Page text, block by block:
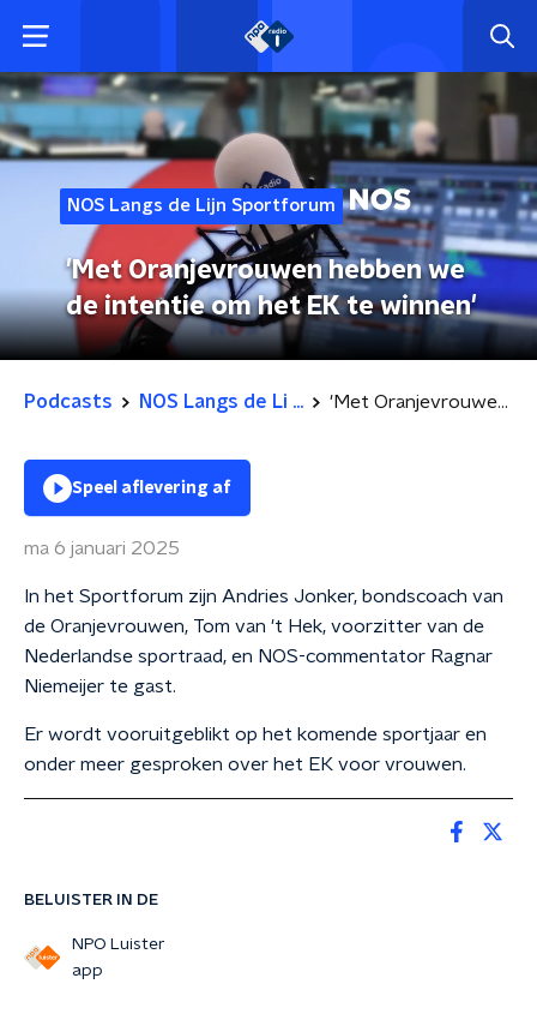
NOS Langs de Lijn Sportforum
'Met Oranjevrouwen hebben we
de intentie om het EK te winnen'
Podcasts NOS Langs de Li ... 'Met Oranjevrouwen hebben we de intentie om het EK te winnen'
BELUISTER IN DE
NPO Luister
app
Speel aflevering af
ma 6 januari 2025
In het Sportforum zijn Andries Jonker, bondscoach van
de Oranjevrouwen, Tom van 't Hek, voorzitter van de
Nederlandse sportraad, en NOS-commentator Ragnar
Niemeijer te gast.
Er wordt vooruitgeblikt op het komende sportjaar en
onder meer gesproken over het EK voor vrouwen.